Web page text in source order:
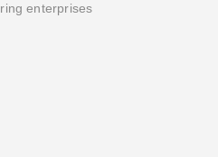
enterprises